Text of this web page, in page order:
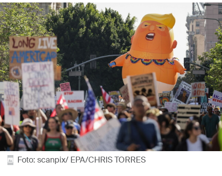
Foto: scanpix/ EPA/CHRIS TORRES